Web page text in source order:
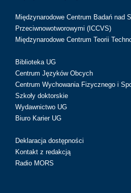
Międzynarodowe Centrum Badań nad
Przeciwnowotworowymi (ICCVS)
Międzynarodowe Centrum Teorii
Biblioteka UG
Centrum Języków Obcych
Centrum Wychowania Fizycznego i
Szkoły doktorskie
Wydawnictwo UG
Biuro Karier UG
Deklaracja dostępności
Kontakt z redakcją
Radio MORS